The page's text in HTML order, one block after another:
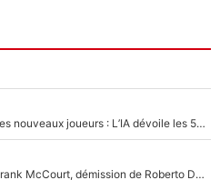
Zinédine Zidane va sélectionner des nouveaux joueurs : L’IA dévoile les 5 cracks qui pourraient rapidement le rejoindre en équipe de France !
Trahison de Longoria, secrets de Frank McCourt, démission de Roberto De Zerbi : Medhi Benatia se lâche sur son départ de l'OM et fait d'importantes révélations